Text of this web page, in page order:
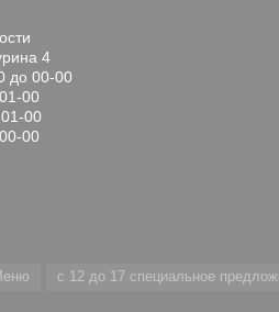
4
до 00-00
00
00
00
с 12 до 17 специальное